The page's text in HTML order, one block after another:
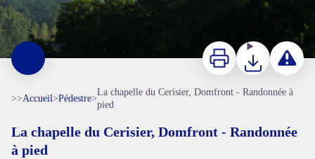
ImprimerTéléchargerSignaler
>>Accueil>Pédestre>
La chapelle du Cerisier, Domfront - Randonnée à
pied
La chapelle du Cerisier, Domfront - Randonnée
à pied